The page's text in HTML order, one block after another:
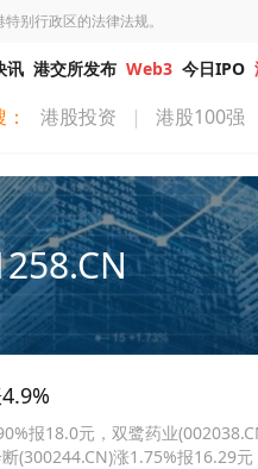
别行政区的法律法规。
讯 港交所发布 Web3 今日IPO
港股投资 | 港股100强
报18.0元，双鹭药业
涨1.75%报16.29